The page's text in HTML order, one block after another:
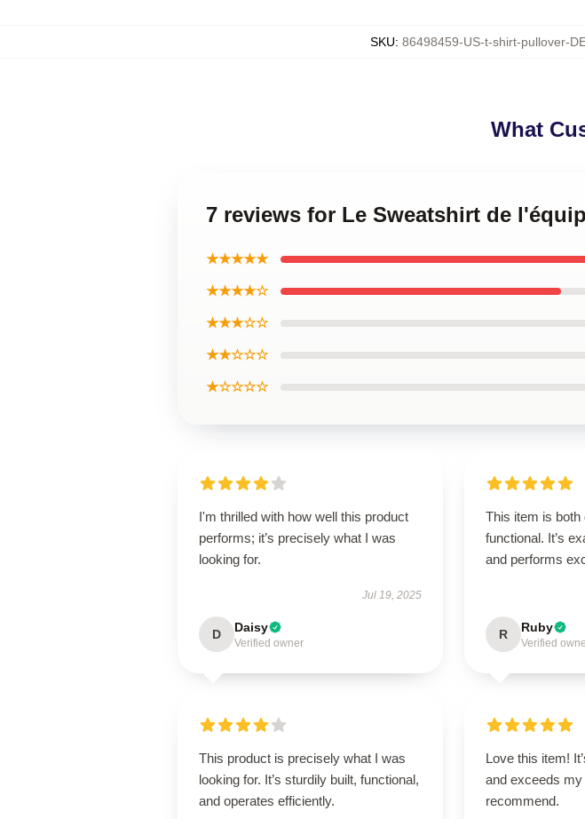
SKU: 86498459-US-t-shirt-pullover-
What
7 reviews for Le Sweatshirt de
★★★★★
★★★★☆
★★★☆☆
★★☆☆☆
★☆☆☆☆
I'm thrilled with how well this product
performs; it’s precisely what I was
looking for.
Jul 19, 2025
D Daisy
Verified owner
This item is both
functional. It’s
and performs
R Ruby
Verified
This product is precisely what I was
looking for. It’s sturdily built, functional,
and operates efficiently.
Love this item!
and exceeds
recommend.